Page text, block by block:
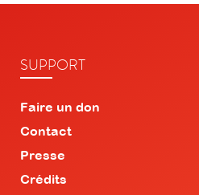
SUPPORT
Faire un don
Contact
Presse
Crédits